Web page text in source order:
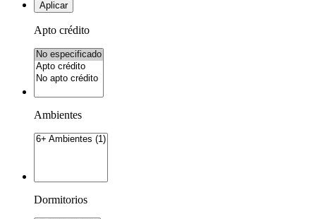
Aplicar
Apto crédito
Ambientes
Dormitorios